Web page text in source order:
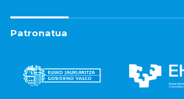
Patronatua